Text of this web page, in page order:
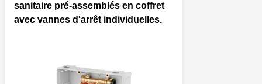
sanitaire pré-assemblés en coffret
avec vannes d'arrêt individuelles.